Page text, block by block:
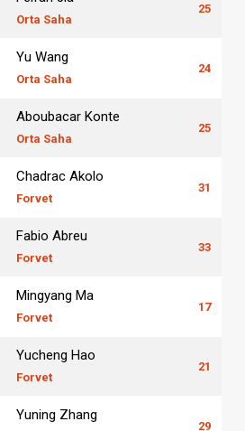
Orta Saha
25
Yu Wang
Orta Saha
24
Aboubacar Konte
Orta Saha
25
Chadrac Akolo
Forvet
31
Fabio Abreu
Forvet
33
Mingyang Ma
Forvet
17
Yucheng Hao
Forvet
21
Yuning Zhang
29